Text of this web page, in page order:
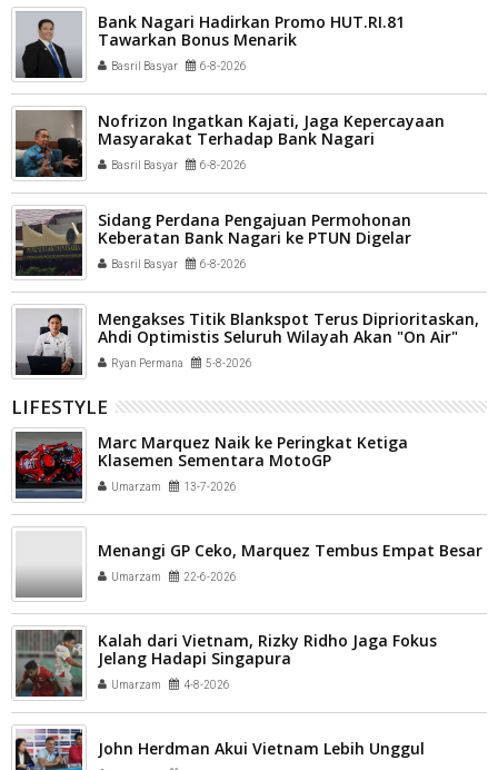
Bank Nagari Hadirkan Promo HUT.RI.81
Tawarkan Bonus Menarik
Basril Basyar 6-8-2026
Nofrizon Ingatkan Kajati, Jaga Kepercayaan
Masyarakat Terhadap Bank Nagari
Basril Basyar 6-8-2026
Sidang Perdana Pengajuan Permohonan
Keberatan Bank Nagari ke PTUN Digelar
Basril Basyar 6-8-2026
Mengakses Titik Blankspot Terus Diprioritaskan,
Ahdi Optimistis Seluruh Wilayah Akan "On Air"
Ryan Permana 5-8-2026
LIFESTYLE
Marc Marquez Naik ke Peringkat Ketiga
Klasemen Sementara MotoGP
Umarzam 13-7-2026
Menangi GP Ceko, Marquez Tembus Empat Besar
Umarzam 22-6-2026
Kalah dari Vietnam, Rizky Ridho Jaga Fokus
Jelang Hadapi Singapura
Umarzam 4-8-2026
John Herdman Akui Vietnam Lebih Unggul